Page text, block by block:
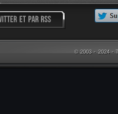
© 2003 - 2024 -